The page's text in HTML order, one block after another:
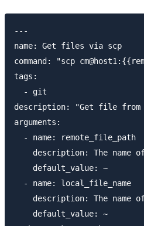
---
name: Get files via scp
command: "scp
tags:
  - git
description: "Get file
arguments:
  - name: remote_file_path
description: The name
    default_value: ~
  - name: local_file_name
description: The name
    default_value: ~